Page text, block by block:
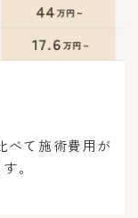
べて施術費用が
。